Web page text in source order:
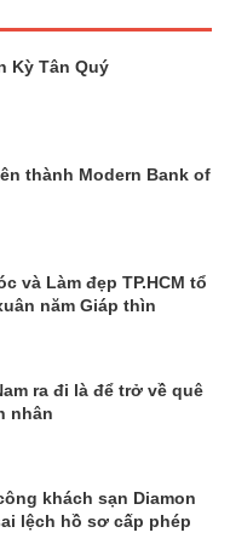
Kỳ Tân Quý
thành Modern Bank of
và Làm đẹp TP.HCM tổ
năm Giáp thìn
ra đi là để trở về quê
nhân
khách sạn Diamon
lệch hồ sơ cấp phép